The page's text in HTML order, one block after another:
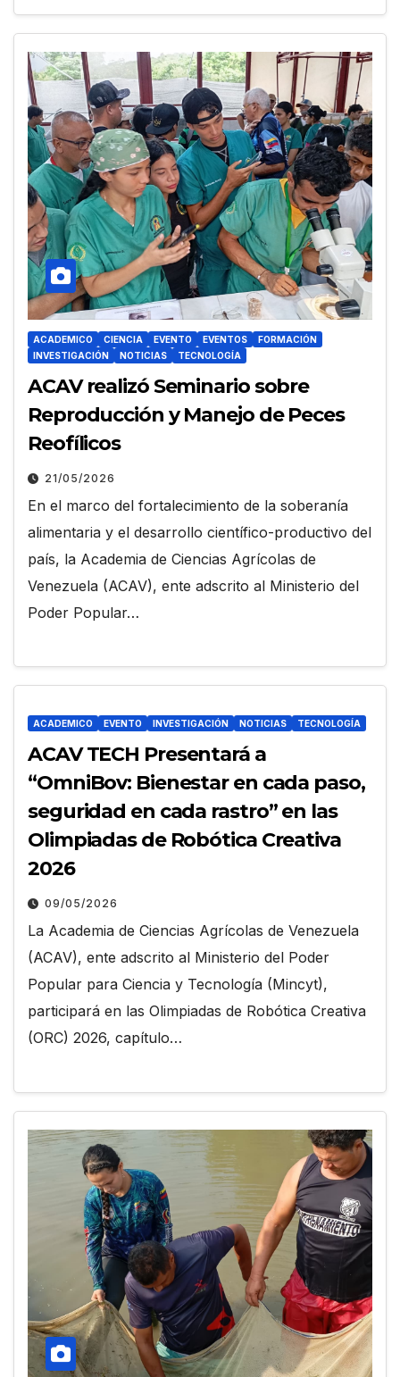
ACADEMICO CIENCIA EVENTO EVENTOS
FORMACIÓN
INVESTIGACIÓN
NOTICIAS TECNOLOGÍA
ACAV realizó Seminario sobre
Reproducción y Manejo de Peces
Reofílicos
21/05/2026
En el marco del fortalecimiento de la soberanía
alimentaria y el desarrollo científico-productivo del
país, la Academia de Ciencias Agrícolas de
Venezuela (ACAV), ente adscrito al Ministerio del
Poder Popular…
ACADEMICO EVENTO INVESTIGACIÓN NOTICIAS TECNOLOGÍA
ACAV TECH Presentará a
“OmniBov: Bienestar en cada paso,
seguridad en cada rastro” en las
Olimpiadas de Robótica Creativa
2026
09/05/2026
La Academia de Ciencias Agrícolas de Venezuela
(ACAV), ente adscrito al Ministerio del Poder
Popular para Ciencia y Tecnología (Mincyt),
participará en las Olimpiadas de Robótica Creativa
(ORC) 2026, capítulo…